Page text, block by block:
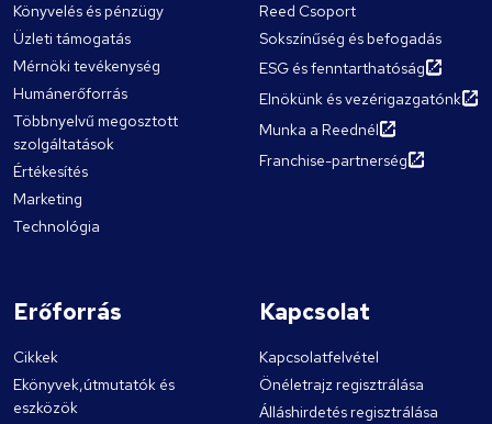
Könyvelés és pénzügy
Üzleti támogatás
Mérnöki tevékenység
Humánerőforrás
Többnyelvű megosztott
szolgáltatások
Értékesítés
Marketing
Technológia
Reed Csoport
Sokszínűség és befogadás
ESG és fenntarthatóság
Elnökünk és vezérigazgatónk
Munka a Reednél
Franchise-partnerség
Erőforrás
Cikkek
Ekönyvek,útmutatók és
eszközök
Kapcsolat
Kapcsolatfelvétel
Önéletrajz regisztrálása
Álláshirdetés regisztrálása